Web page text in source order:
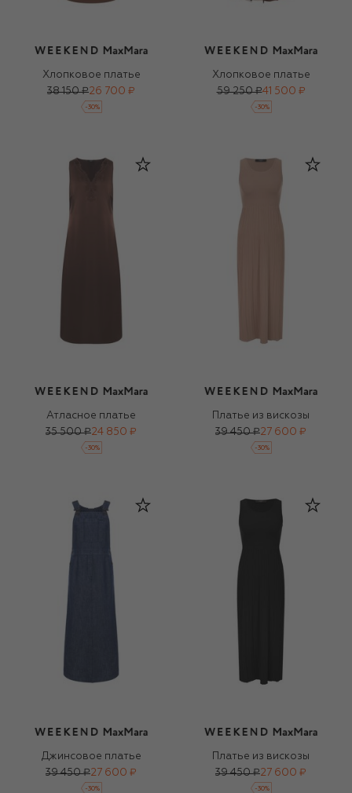
Хлопковое платье
38 150 ₽26 700 ₽
-30%
Хлопковое платье
59 250 ₽41 500 ₽
-30%
Атласное платье
35 500 ₽24 850 ₽
-30%
Платье из вискозы
39 450 ₽27 600 ₽
-30%
Джинсовое платье
39 450 ₽27 600 ₽
-30%
Платье из вискозы
39 450 ₽27 600 ₽
-30%